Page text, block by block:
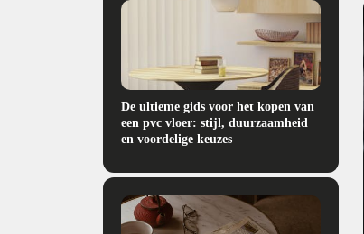
De ultieme gids voor het kopen van
een pvc vloer: stijl, duurzaamheid
en voordelige keuzes